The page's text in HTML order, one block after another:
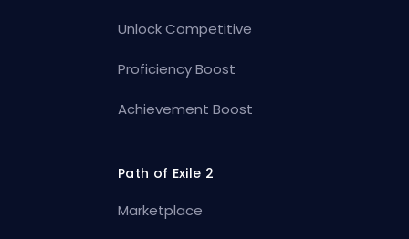
Unlock Competitive
Proficiency Boost
Achievement Boost
Path of Exile 2
Marketplace